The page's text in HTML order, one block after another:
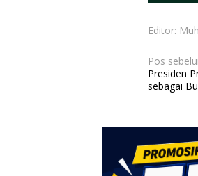
Editor:
N
a
i
g
a
Pos
Presiden
sebagai